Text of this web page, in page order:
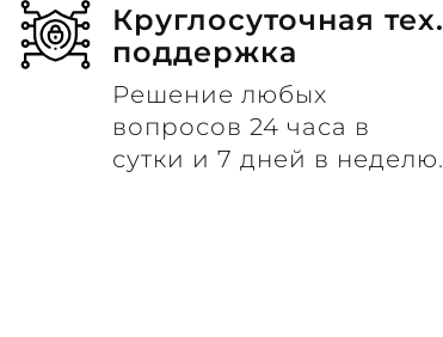
Круглосуточная тех.
поддержка
Решение любых
вопросов 24 часа в
сутки и 7 дней в неделю.